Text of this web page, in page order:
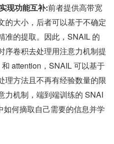
现功能互补:前者提供高带宽
的大小，后者可以基于不确定
准的提取。因此，SNAIL 的
序卷积去处理用注意力机制提
attention，SNAIL 可以基于
理方法且不再有经验数量的限
力机制，端到端训练的 SNAI
何摘取自己需要的信息并学